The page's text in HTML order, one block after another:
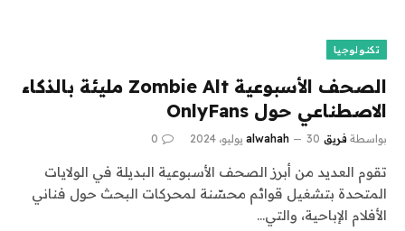
تكنولوجيا
الصحف الأسبوعية Zombie Alt مليئة بالذكاء
الاصطناعي حول OnlyFans
بواسطة فريق alwahah 30 يوليو، 2024 0
تقوم العديد من أبرز الصحف الأسبوعية البديلة في الولايات
المتحدة بتشغيل قوائم محسّنة لمحركات البحث حول فناني
الأفلام الإباحية، والتي…